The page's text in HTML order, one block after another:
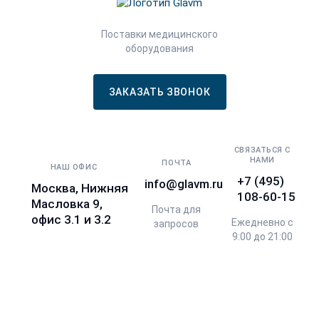
Поставки медицинского
оборудования
ЗАКАЗАТЬ ЗВОНОК
НАШ ОФИС
Москва, Нижняя
Масловка 9,
офис 3.1 и 3.2
ПОЧТА
info@glavm.ru
Почта для
запросов
СВЯЗАТЬСЯ С
НАМИ
+7 (495)
108-60-15
Ежедневно с
9:00 до 21:00